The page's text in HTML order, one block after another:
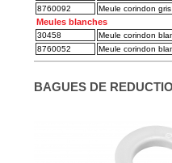
8760092
Meule corindon gris
Meules blanches
30458
Meule corindon
8760052
Meule corindon
BAGUES DE